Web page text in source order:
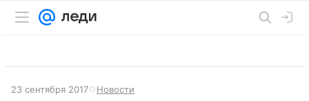
23 сентября 2017 Новости